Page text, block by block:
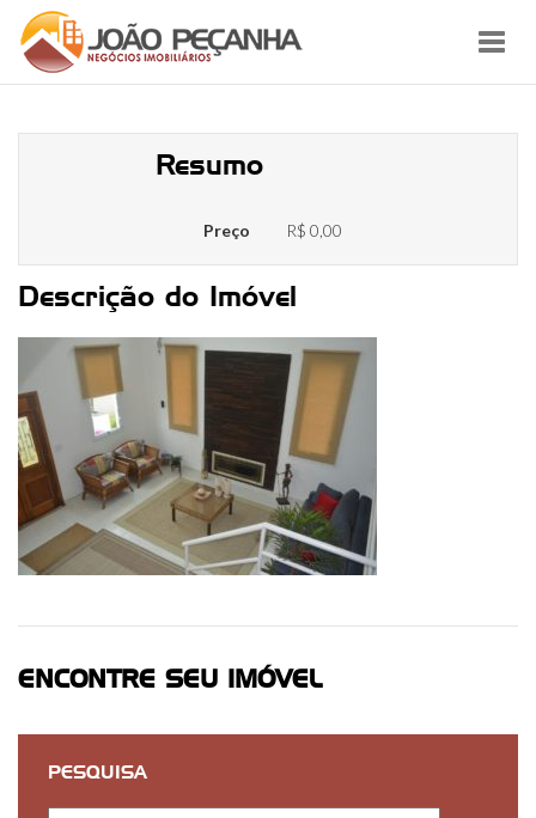
Resumo
Preço R$ 0,00
Descrição do Imóvel
ENCONTRE SEU IMÓVEL
PESQUISA